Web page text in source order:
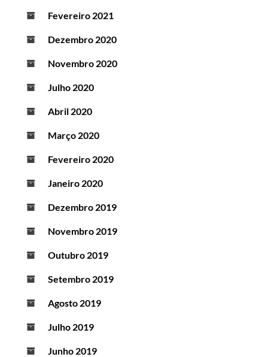
Fevereiro 2021
Dezembro 2020
Novembro 2020
Julho 2020
Abril 2020
Março 2020
Fevereiro 2020
Janeiro 2020
Dezembro 2019
Novembro 2019
Outubro 2019
Setembro 2019
Agosto 2019
Julho 2019
Junho 2019